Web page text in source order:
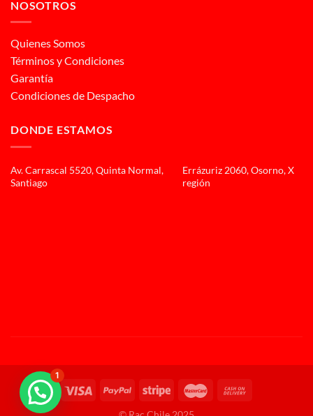
NOSOTROS
Quienes Somos
Términos y Condiciones
Garantía
Condiciones de Despacho
DONDE ESTAMOS
Av. Carrascal 5520, Quinta Normal,
Santiago
Errázuriz 2060, Osorno, X
región
1